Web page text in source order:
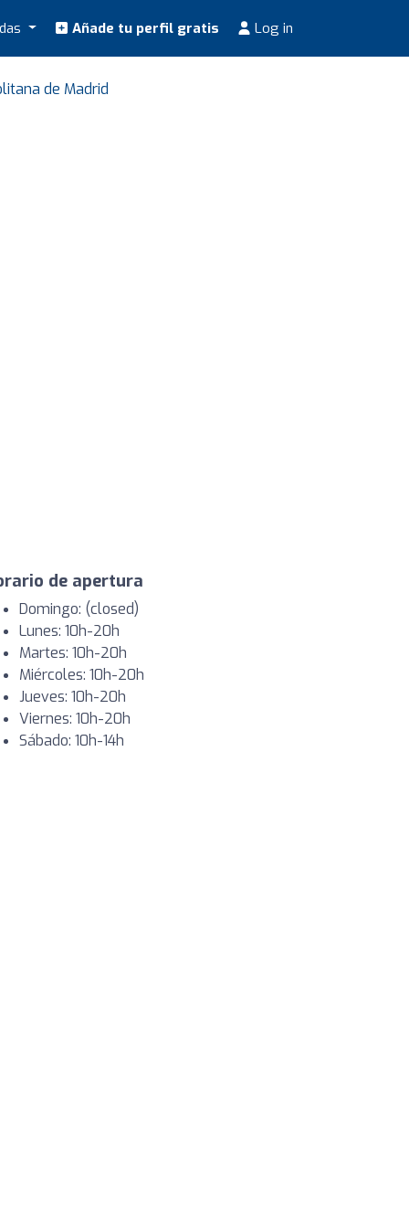
Añade tu perfil gratis Log in
de Madrid
de apertura
Domingo: (closed)
Lunes: 10h-20h
Martes: 10h-20h
Miércoles: 10h-20h
Jueves: 10h-20h
Viernes: 10h-20h
Sábado: 10h-14h